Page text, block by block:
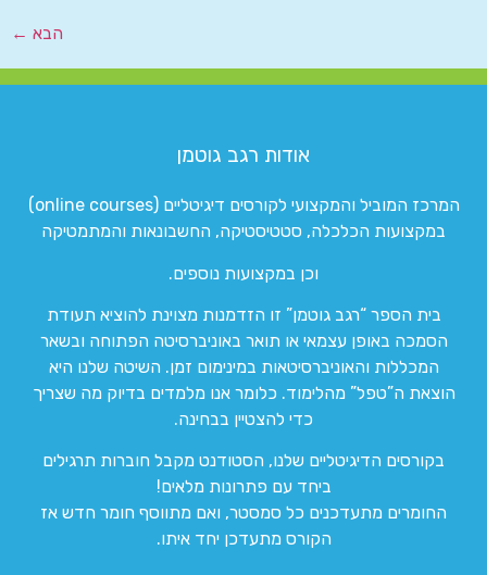
הבא ←
אודות רגב גוטמן
המרכז המוביל והמקצועי לקורסים דיגיטליים (online courses)
במקצועות הכלכלה, סטטיסטיקה, החשבונאות והמתמטיקה
וכן במקצועות נוספים.
בית הספר “רגב גוטמן” זו הזדמנות מצוינת להוציא תעודת
הסמכה באופן עצמאי או תואר באוניברסיטה הפתוחה ובשאר
המכללות והאוניברסיטאות במינימום זמן. השיטה שלנו היא
הוצאת ה”טפל” מהלימוד. כלומר אנו מלמדים בדיוק מה שצריך
כדי להצטיין בבחינה.
בקורסים הדיגיטליים שלנו, הסטודנט מקבל חוברות תרגילים
ביחד עם פתרונות מלאים!
החומרים מתעדכנים כל סמסטר, ואם מתווסף חומר חדש אז
הקורס מתעדכן יחד איתו.